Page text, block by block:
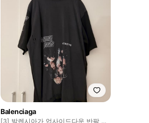
Balenciaga
[3] 발렌시아가 업사이드다운 반팔 티